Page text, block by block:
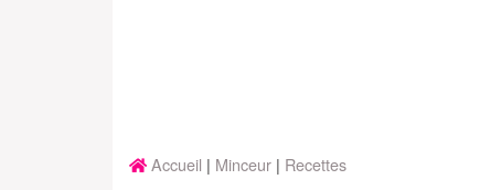
Accueil Minceur Recettes